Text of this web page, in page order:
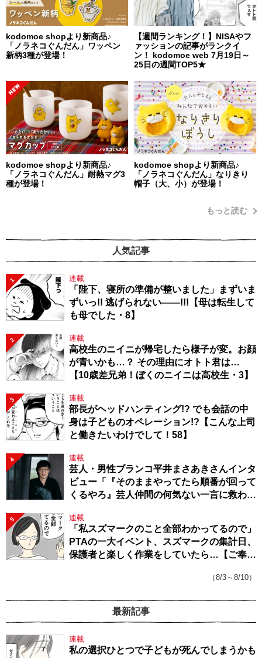
kodomoe shopより新商品♪
「ノラネコぐんだん」ワッペン
新柄3種が登場！
【週間ランキング！】NISAやフ
ァッションの記事がランクイ
ン！ kodomoe web 7月19日～
25日の週間TOP5★
kodomoe shopより新商品♪
「ノラネコぐんだん」耐熱マグ3
種が登場！
kodomoe shopより新商品♪
「ノラネコぐんだん」なりきり
帽子（大、小）が登場！
もっと読む
人気記事
1 連載
「陛下、寝所の準備が整いました」まずいま
ずいっ!! 逃げられない――!!!【母は転生して
も母でした・8】
2 連載
高校生のニイニが帰宅したら様子が変。お顔
が青いかも…？ その理由にオトト君は…
【10歳差兄弟！ぼくのニイニは高校生・3】
3 連載
部長がヘッドハンティング!? でも会話の中
身は子どものオペレーション!?【こんな上司
と働きたいわけでして！58】
4 連載
芸人・男性ブランコ平井まさあきさんインタ
ビュー「『そのままやってたら順番が回って
くるやろ』芸人仲間の何気ない一言に救われ
5 連載
「私スズマークのこと全部わかってるので」
PTAの一大イベント、スズマークの集計日、
保護者と楽しく作業をしていたら…【ご奉仕
（8/3～8/10）
最新記事
連載
私の選択ひとつで子どもが死んでしまうかも